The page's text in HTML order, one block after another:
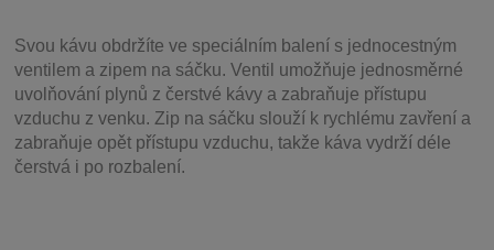
Svou kávu obdržíte ve speciálním balení s jednocestným
ventilem a zipem na sáčku. Ventil umožňuje jednosměrné
uvolňování plynů z čerstvé kávy a zabraňuje přístupu
vzduchu z venku. Zip na sáčku slouží k rychlému zavření a
zabraňuje opět přístupu vzduchu, takže káva vydrží déle
čerstvá i po rozbalení.